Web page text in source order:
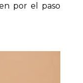
por el paso